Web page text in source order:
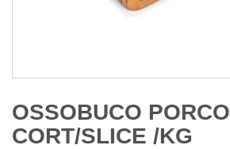
OSSOBUCO PORCO
CORT/SLICE /KG